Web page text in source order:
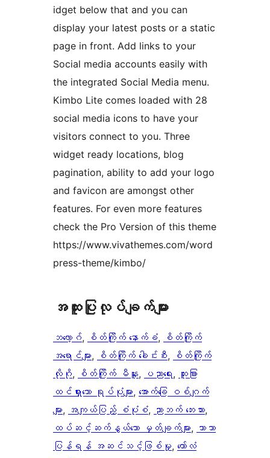
idget below that and you can
display your latest posts or a static
page in front. Add links to your
Social media accounts easily with
the integrated Social Media menu.
Kimbo Lite comes loaded with 28
social media icons to have your
visitors connect to you. Three
widget ready locations, blog
pagination, ability to add your logo
and favicon are amongst other
features. For even more features
check the Pro Version of this theme
https://www.vivathemes.com/word
press-theme/kimbo/
အ​ထူး​ပြု​လုပ်​ချက်​များ
ဘလော့ဂ်, စိတ်ကြိုက် နောက်ခံ,
စိတ်ကြိုက်
အရောင်များ, စိတ်ကြိုက် ခေါင်းစီး,
စိတ်ကြိုက်
လိုဂို, စိတ်ကြိုက် မီနူး, ပညာရေး, ထူးခြား
ထင်ရှားသော ရုပ်ပုံများ, အောက်ခြေ ဝစ်ဂျက်
များ, အကျယ်ပြည့် စံပုံစံ, ညာဘက် ဘေးဘား
ထပ်ဆင့်ဆက်နွယ်သော မှတ်ချက်များ, ဘာသာ
ပြန်ရန် အဆင်သင့်ဖြစ်မှု, ကော်လံ